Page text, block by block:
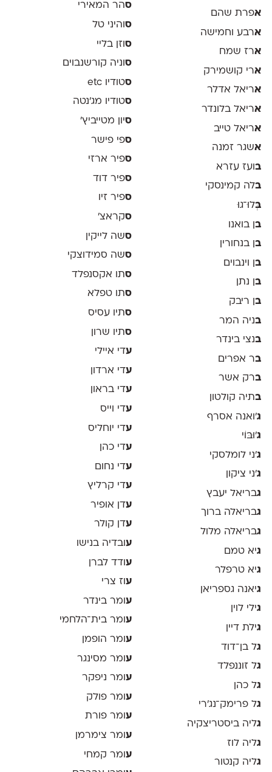
אפרת שהם
ארבע וחמישה
ארז שמח
ארי קושמירק
אריאל אדלר
אריאל בלונדר
אריאל טייב
אשגר זמנה
בועז עזרא
בלה קמינסקי
בְּלוּ־גוּ
בן בואנו
בן בנחורין
בן וינבוים
בן נתן
בן ריבק
בניה המר
בנצי בינדר
בר אפרים
ברק אשר
בתיה קולטון
ג'ואנה אסרף
ג'וּבּוֹי
ג׳ני לומלסקי
ג׳ני ציקון
גבריאל יעבץ
גבריאלה ברוך
גבריאלה מלול
גיא טמם
גיא טרפלר
גיאנה גספריאן
גילי לוין
גילת דיין
גל בן־דוד
גל זוננפלד
גל כהן
גל פרימק־נג׳רי
גליה ביסטריצקיה
גליה לוז
גליה קנטור
סהר המאירי
ס והיני טל
ס וזן בליי
סוניה קורשנבוים
סטודיו etc
סטודיו מג'נטה
סיון מטייביץ׳
ספי פישר
ספיר ארזי
ספיר דוד
ספיר זיו
סקראצ׳
סשה לייקין
סשה סמידוצקי
סתו אקסנפלד
סתו טפלא
סתיו עסיס
סתיו שרון
עדי איילי
עדי ארדון
עדי בראון
עדי וייס
עדי יוחליס
עדי כהן
עדי נחום
עדי קרליץ
עדן אופיר
עדן קולר
ע ובדיה בנישו
ע ודד לברן
עוז צרי
ע ומר בינדר
עומר בית־הלחמי
ע ומר הופמן
ע ומר מסינגר
עומר ניפקר
ע ומר פולק
עומר פורת
ע ומר צימרמן
ע ומר קמחי